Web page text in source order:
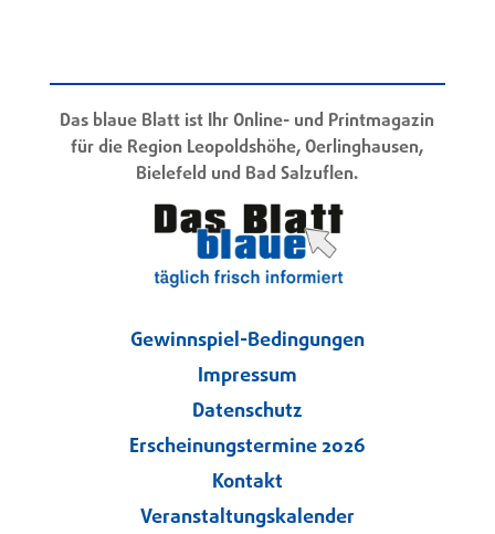
Das blaue Blatt ist Ihr Online- und Printmagazin
für die Region Leopoldshöhe, Oerlinghausen,
Bielefeld und Bad Salzuflen.
Gewinnspiel-Bedingungen
Impressum
Datenschutz
Erscheinungstermine 2026
Kontakt
Veranstaltungskalender